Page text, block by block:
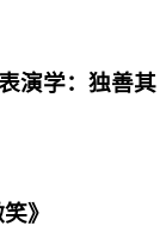
演学：独善其
》